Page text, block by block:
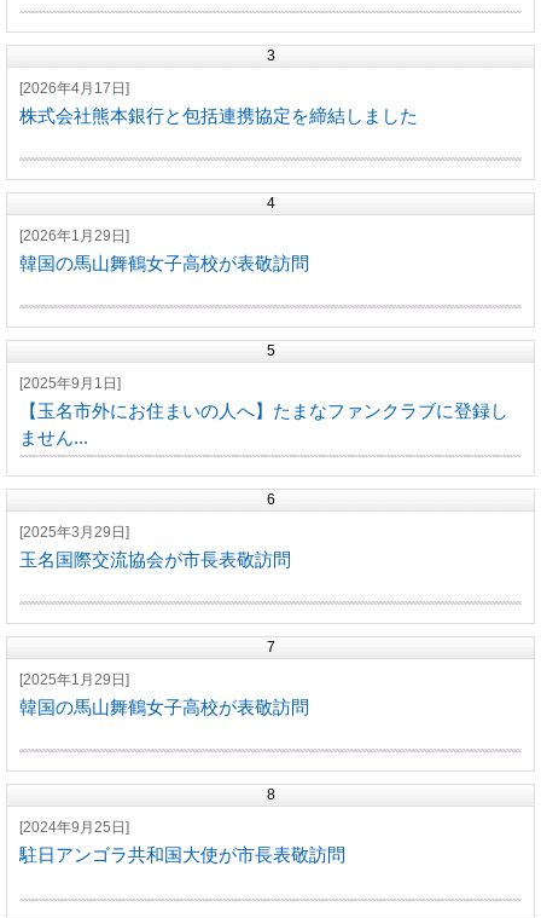
3
[2026年4月17日]
株式会社熊本銀行と包括連携協定を締結しました
4
[2026年1月29日]
韓国の馬山舞鶴女子高校が表敬訪問
5
[2025年9月1日]
【玉名市外にお住まいの人へ】たまなファンクラブに登録し
ません...
6
[2025年3月29日]
玉名国際交流協会が市長表敬訪問
7
[2025年1月29日]
韓国の馬山舞鶴女子高校が表敬訪問
8
[2024年9月25日]
駐日アンゴラ共和国大使が市長表敬訪問